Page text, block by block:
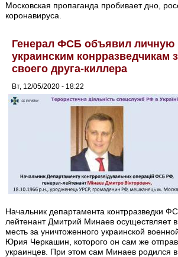
Московская пропаганда пробивает дно,
коронавируса.
Генерал ФСБ объявил личную
украинским конрразведчикам
своего друга-киллера
Вт, 12/05/2020 - 18:22
Начальник департамента контрразведки
лейтенант Дмитрий Минаев осуществляет
месть за уничтоженного украинской
Юрия Черкашин, которого он сам же
украинцев. При этом сам Минаев родился